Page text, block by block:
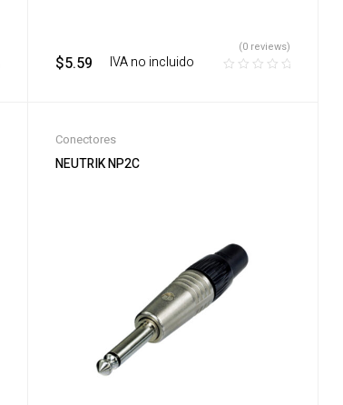
$5.59 ‎ ‎ ‎ IVA no incluido
(0 reviews)
Conectores
NEUTRIK NP2C